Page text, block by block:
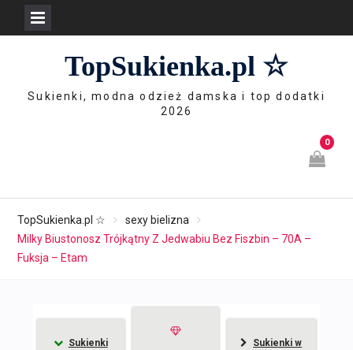
TopSukienka.pl ☆
Sukienki, modna odzież damska i top dodatki
2026
0
TopSukienka.pl ☆
sexy bielizna
Milky Biustonosz Trójkątny Z Jedwabiu Bez Fiszbin – 70A –
Fuksja – Etam
Sukienki Sukienki w